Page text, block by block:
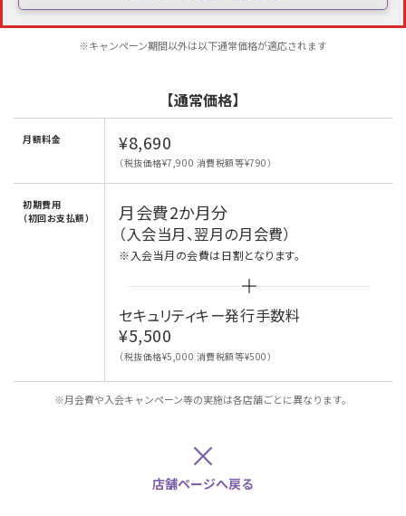
※キャンペーン期間以外は以下通常価格が適応されます
【通常価格】
月額料金 ¥8,690
（税抜価格¥7,900 消費税額等¥790）
初期費用
（初回お支払額）
月会費2か月分
（入会当月、翌月の月会費）
※入会当月の会費は日割となります。
セキュリティキー発行手数料
¥5,500
（税抜価格¥5,000 消費税額等¥500）
※月会費や入会キャンペーン等の実施は各店舗ごとに異なります。
×
店舗ページへ戻る